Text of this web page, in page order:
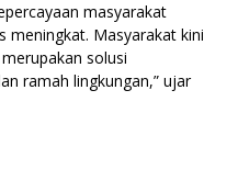
masyarakat
meningkat. Masyarakat kini
solusi
ramah lingkungan,” ujar